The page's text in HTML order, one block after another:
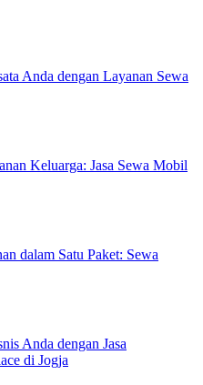
Anda dengan Layanan Sewa
Keluarga: Jasa Sewa Mobil
dalam Satu Paket: Sewa
Anda dengan Jasa
di Jogja